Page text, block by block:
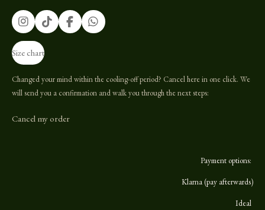
I
n
t
a
g
r
T
i
k
F
a
o
o
W
h
A
p
Size chart
Changed your mind within the cooling-off period? Cancel here in one click. We
will send you a confirmation and walk you through the next steps:
Cancel my order
Payment options:
Klarna (pay afterwards)
Ideal